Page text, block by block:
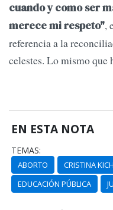
cuando y como ser
merece mi respeto",
referencia a la
celestes. Lo mismo que
EN ESTA NOTA
TEMAS:
ABORTO CRISTINA
EDUCACIÓN PÚBLICA